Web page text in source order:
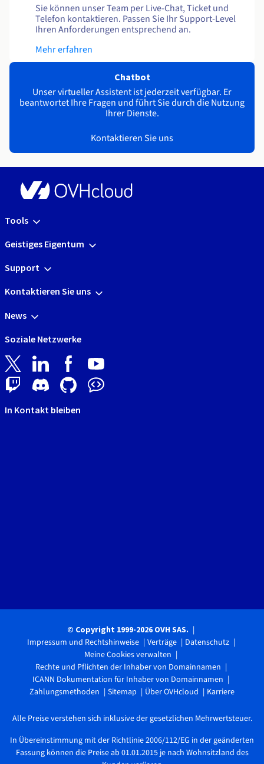
Sie können unser Team per Live-Chat, Ticket und
Telefon kontaktieren. Passen Sie Ihr Support-Level
Ihren Anforderungen entsprechend an.
Mehr erfahren
Chatbot
Unser virtueller Assistent ist jederzeit verfügbar. Er
beantwortet Ihre Fragen und führt Sie durch die Nutzung
Ihrer Dienste.
Kontaktieren Sie uns
Tools
Geistiges Eigentum
Support
Kontaktieren Sie uns
News
Soziale Netzwerke
In Kontakt bleiben
© Copyright 1999-2026 OVH SAS.
Impressum und Rechtshinweise Verträge
Datenschutz
Meine Cookies verwalten
Rechte und Pflichten der Inhaber von Domainnamen
ICANN Dokumentation für Inhaber von Domainnamen
Zahlungsmethoden
Sitemap Über OVHcloud Karriere
Alle Preise verstehen sich inklusive der gesetzlichen Mehrwertsteuer.
In Übereinstimmung mit der Richtlinie 2006/112/EG in der geänderten
Fassung können die Preise ab 01.01.2015 je nach Wohnsitzland des